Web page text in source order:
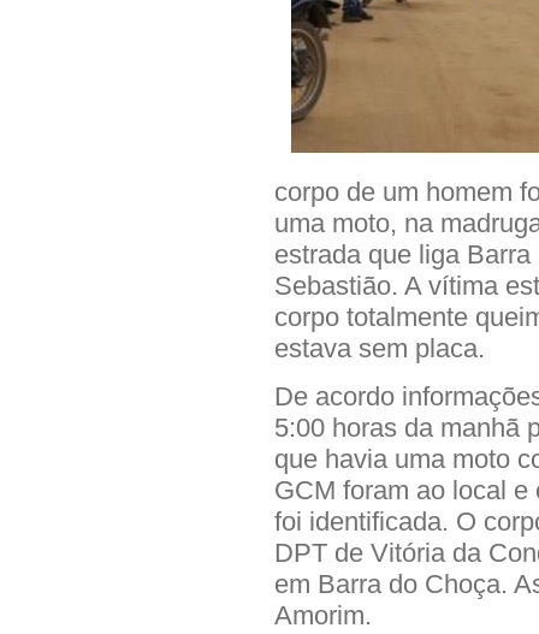
corpo de um homem
uma moto, na
estrada que liga
Sebastião. A vítima
corpo totalmente
estava sem placa.
De acordo
5:00 horas da manhã
que havia uma moto
GCM foram ao local
foi identificada. O
DPT de Vitória da
em Barra do Choça.
Amorim.